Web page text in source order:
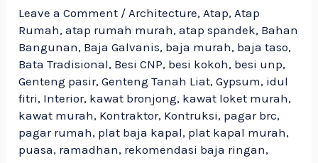
Leave a Comment /Architecture,Atap,Atap
Rumah,atap rumah murah,atap spandek, Bahan
Bangunan, Baja Galvanis, baja murah, baja taso,
Bata Tradisional, Besi CNP, besi kokoh, besi unp,
Genteng pasir,Genteng Tanah Liat,Gypsum, idul
fitri, Interior, kawat bronjong, kawat loket murah,
kawat murah, Kontraktor, Kontruksi, pagar brc,
pagar rumah, plat baja kapal, plat kapal murah,
puasa, ramadhan, rekomendasi baja ringan,